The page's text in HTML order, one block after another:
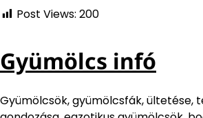
Post Views: 200
Gyümölcs infó
Gyümölcsök, gyümölcsfák, ültetése,